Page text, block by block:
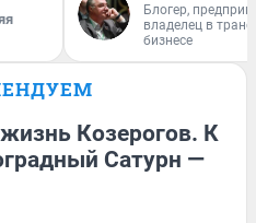
Блогер,
владелец в
бизнесе
Козерогов. К
Сатурн —